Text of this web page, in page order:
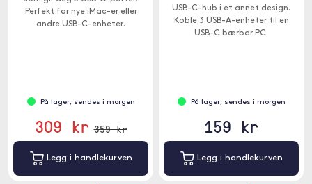
Perfekt for nye iMac-er eller
andre USB-C-enheter.
På lager, sendes i morgen
309 kr 359 kr
Legg i handlekurven
USB-C-hub i et annet design.
Koble 3 USB-A-enheter til en
USB-C bærbar PC.
På lager, sendes i morgen
159 kr
Legg i handlekurven